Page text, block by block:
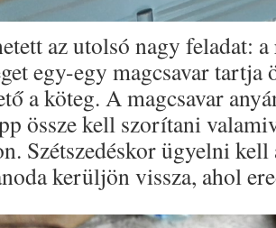
az utolsó nagy feladat:
egy-egy magcsavar tartja
a köteg. A magcsavar
össze kell szorítani
Szétszedéskor ügyelni
kerüljön vissza, ahol